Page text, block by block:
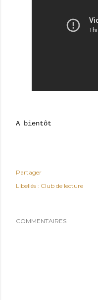
A bientôt
Partager
Libellés : Club de lecture
COMMENTAIRES